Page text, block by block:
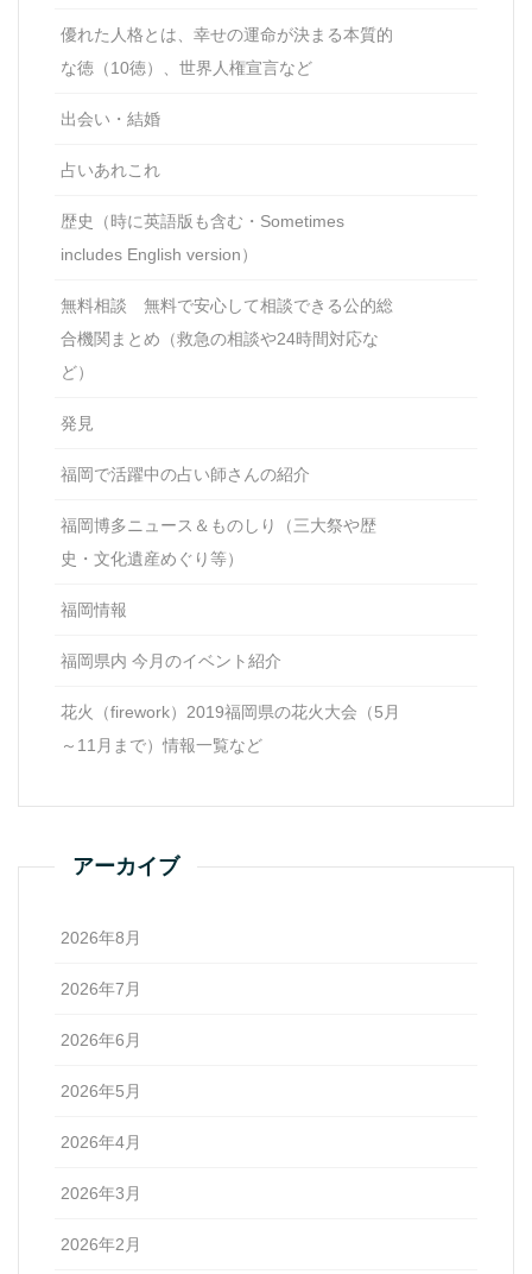
優れた人格とは、幸せの運命が決まる本質的
な徳（10徳）、世界人権宣言など
出会い・結婚
占いあれこれ
歴史（時に英語版も含む・Sometimes
includes English version）
無料相談 無料で安心して相談できる公的総
合機関まとめ（救急の相談や24時間対応な
ど）
発見
福岡で活躍中の占い師さんの紹介
福岡博多ニュース＆ものしり（三大祭や歴
史・文化遺産めぐり等）
福岡情報
福岡県内 今月のイベント紹介
花火（firework）2019福岡県の花火大会（5月
～11月まで）情報一覧など
アーカイブ
2026年8月
2026年7月
2026年6月
2026年5月
2026年4月
2026年3月
2026年2月